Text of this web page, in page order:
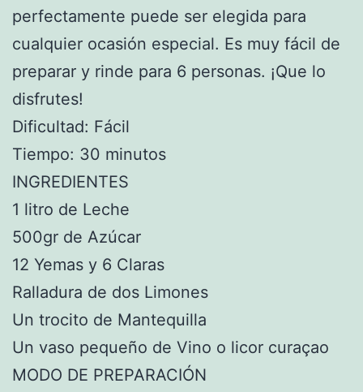
perfectamente puede ser elegida para
cualquier ocasión especial. Es muy fácil de
preparar y rinde para 6 personas. ¡Que lo
disfrutes!
Dificultad: Fácil
Tiempo: 30 minutos
INGREDIENTES
1 litro de Leche
500gr de Azúcar
12 Yemas y 6 Claras
Ralladura de dos Limones
Un trocito de Mantequilla
Un vaso pequeño de Vino o licor curaçao
MODO DE PREPARACIÓN